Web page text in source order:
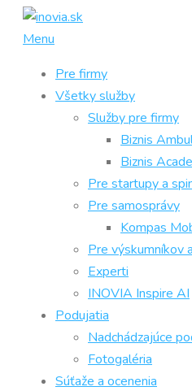
Prejsť
Menu
Pre firmy
Všetky služby
Služby pre firmy
Biznis
Biznis
Pre startupy a
Pre samosprávy
Kompas
Pre výskumníkov
Experti
INOVIA Inspire AI
Podujatia
Nadchádzajúce
Fotogaléria
Súťaže a ocenenia